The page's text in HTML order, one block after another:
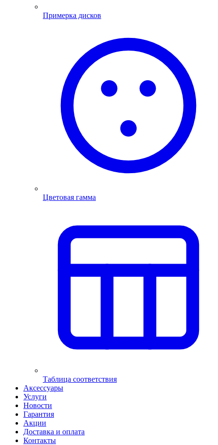
Примерка дисков
Цветовая гамма
Таблица соответствия
Аксессуары
Услуги
Новости
Гарантия
Акции
Доставка и оплата
Контакты